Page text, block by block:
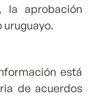
la aprobación
está
de acuerdos